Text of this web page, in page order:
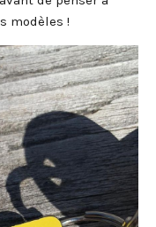
modèles !